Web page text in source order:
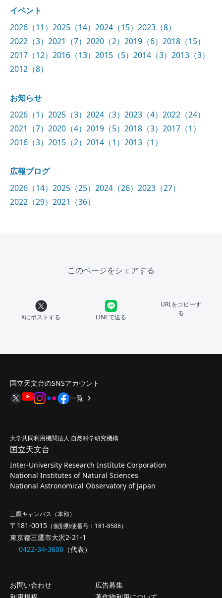
イベント
2026（11） 2025（14） 2024（15） 2023（8）
2022（3） 2021（7） 2020（2） 2019（6） 2018（15）
2017（12） 2016（13） 2015（5） 2014（3） 2013（3）
2012（8）
お知らせ
2026（1） 2025（3） 2024（3） 2023（4） 2022（24）
2021（7） 2020（4） 2019（5） 2018（3） 2017（1）
2016（3） 2015（2） 2014（1） 2013（1）
広報ブログ
2026（14） 2025（25） 2024（26） 2023（27）
2022（29） 2021（36）
このページをシェアする
Xにポストする LINEで送る
URLをコピーす
る
国立天文台のSNSアカウント
一覧
大学共同利用機関法人 自然科学研究機構
国立天文台
Inter-University Research Institute Corporation
National Institutes of Natural Sciences
National Astronomical Observatory of Japan
三鷹キャンパス（本部）
〒181-0015 （個別郵便番号：181-8588）
東京都三鷹市大沢2-21-1
0422-34-3600 （代表）
お問い合わせ
広告募集